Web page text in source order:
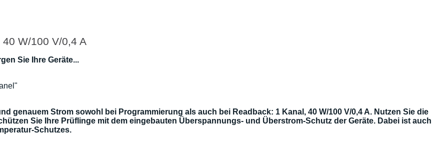
W/100 V/0,4 A
Sie Ihre Geräte...
genauem Strom sowohl bei Programmierung als auch bei Readback: 1 Kanal, 40 W/100 V/0,4 A. Nutzen Sie die
Sie Ihre Prüflinge mit dem eingebauten Überspannungs- und Überstrom-Schutz der Geräte. Dabei ist auch
Schutzes.